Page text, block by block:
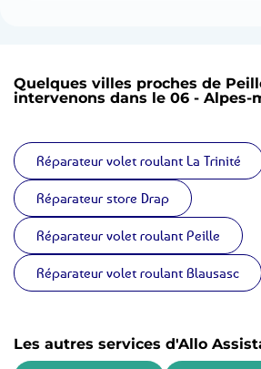
Quelques villes proches de
intervenons dans le 06 - Alpes-
Réparateur volet roulant La Trinité
Réparateur store Drap
Réparateur volet roulant Peille
Réparateur volet roulant Blausasc
Les autres services d'Allo